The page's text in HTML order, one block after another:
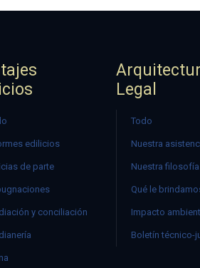
edilicios
de parte
y conciliación
Legal
Todo
Nuestra
Nuestra filosofía
Qué le
Impacto
Boletín técnico-